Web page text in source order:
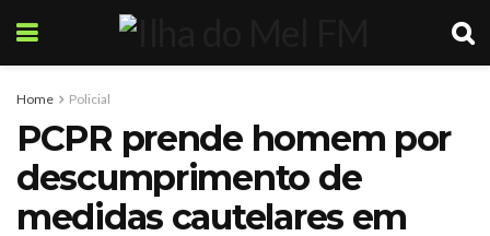
Home Policial
PCPR prende homem por
descumprimento de
medidas cautelares em